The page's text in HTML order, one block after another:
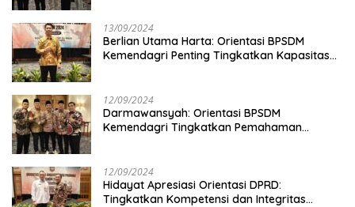
13/09/2024
Berlian Utama Harta: Orientasi BPSDM
Kemendagri Penting Tingkatkan Kapasitas
12/09/2024
Darmawansyah: Orientasi BPSDM
Kemendagri Tingkatkan Pemahaman
12/09/2024
Hidayat Apresiasi Orientasi DPRD:
Tingkatkan Kompetensi dan Integritas